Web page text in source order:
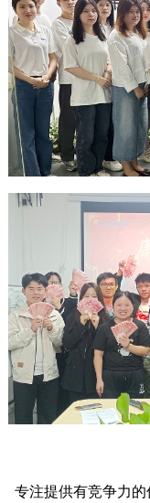
专注提供有竞争力